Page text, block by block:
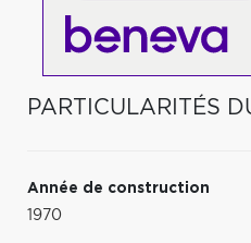
PARTICULARITÉS
Année de construction
1970